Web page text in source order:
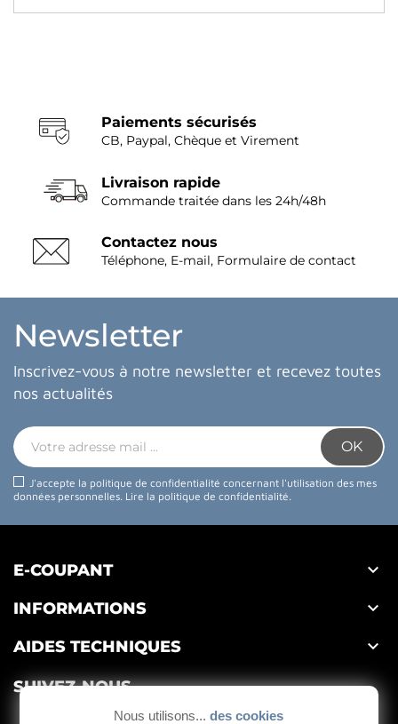
Paiements sécurisés
CB, Paypal, Chèque et Virement
Livraison rapide
Commande traitée dans les 24h/48h
Contactez nous
Téléphone, E-mail, Formulaire de contact
Newsletter
Inscrivez-vous à notre newsletter et recevez toutes
nos actualités
J'accepte la politique de confidentialité concernant l'utilisation des mes
données personnelles. Lire la politique de confidentialité.
E-COUPANT 
INFORMATIONS 
AIDES TECHNIQUES 
SUIVEZ-NOUS
Nous utilisons... des cookies